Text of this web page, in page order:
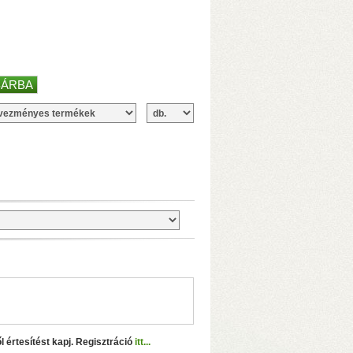
transzkódolás!)
• 10 Gbit-es USB3.2 portok
értesítést kapj. Regisztráció itt...